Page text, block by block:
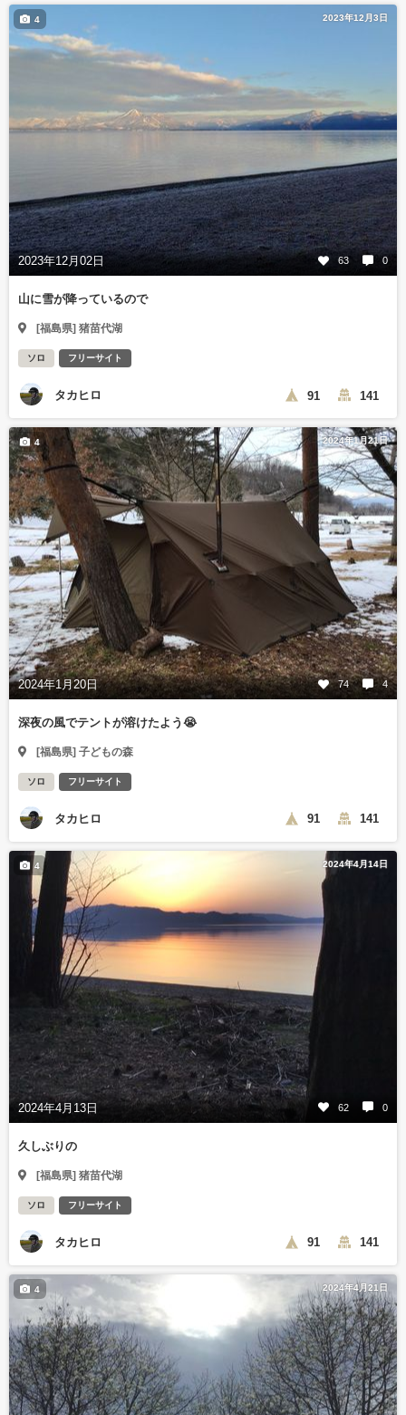
2023年12月3日
2023年12月02日 63 0
4
山に雪が降っているので
[福島県] 猪苗代湖
ソロ フリーサイト
タカヒロ 91 141
2024年1月21日
2024年1月20日 74 4
4
深夜の風でテントが溶けたよう😭
[福島県] 子どもの森
ソロ フリーサイト
タカヒロ 91 141
2024年4月14日
2024年4月13日 62 0
4
久しぶりの
[福島県] 猪苗代湖
ソロ フリーサイト
タカヒロ 91 141
2024年4月21日
4